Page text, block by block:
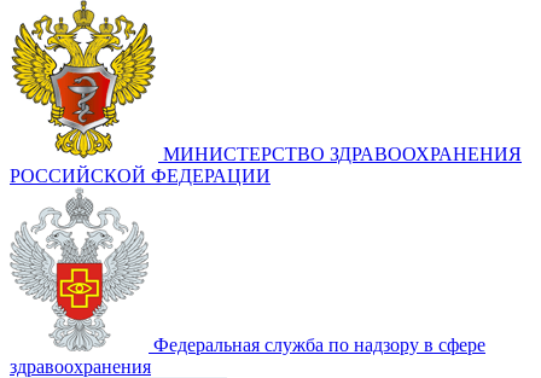
МИНИСТЕРСТВО ЗДРАВООХРАНЕНИЯ
РОССИЙСКОЙ ФЕДЕРАЦИИ
Федеральная служба по надзору в сфере
здравоохранения